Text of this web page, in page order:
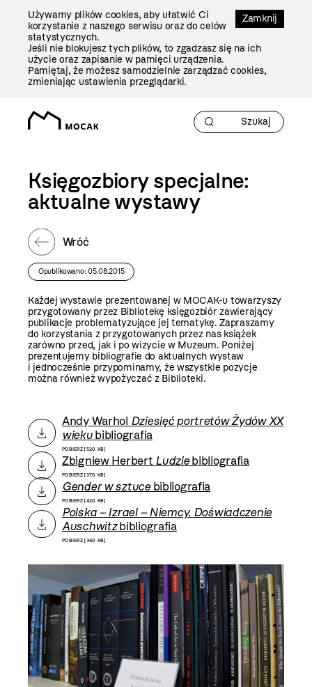
Zamknij
Używamy plików cookies, aby ułatwić Ci
korzystanie z naszego serwisu oraz do celów
statystycznych.
Jeśli nie blokujesz tych plików, to zgadzasz się na ich
użycie oraz zapisanie w pamięci urządzenia.
Pamiętaj, że możesz samodzielnie zarządzać cookies,
zmieniając ustawienia przeglądarki.
Księgozbiory specjalne:
aktualne wystawy
Wróć
Opublikowano: 05.08.2015
Każdej wystawie prezentowanej w MOCAK-u towarzyszy
przygotowany przez Bibliotekę księgozbiór zawierający
publikacje problematyzujące jej tematykę. Zapraszamy
do korzystania z przygotowanych przez nas książek
zarówno przed, jak i po wizycie w Muzeum. Poniżej
prezentujemy bibliografie do aktualnych wystaw
i jednocześnie przypominamy, że wszystkie pozycje
można również wypożyczać z Biblioteki.
Andy Warhol Dziesięć portretów Żydów XX
wiekubibliografia
POBIERZ [520 KB]
Zbigniew Herbert Ludziebibliografia
POBIERZ [370 KB]
Gender w sztucebibliografia
POBIERZ [420 KB]
Polska – Izrael – Niemcy. Doświadczenie
Auschwitzbibliografia
POBIERZ [360 KB]